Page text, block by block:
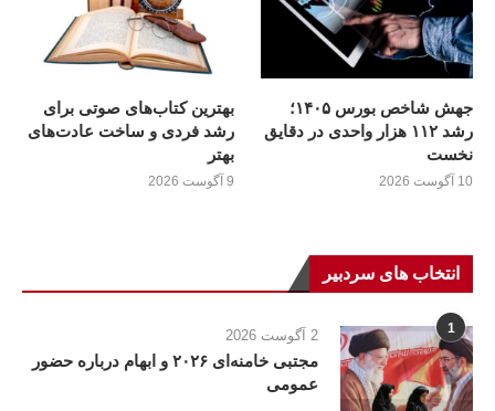
جهش شاخص بورس ۱۴۰۵؛
رشد ۱۱۲ هزار واحدی در دقایق
نخست
10 آگوست 2026
بهترین کتاب‌های صوتی برای
رشد فردی و ساخت عادت‌های
بهتر
9 آگوست 2026
انتخاب های سردبیر
1 2 آگوست 2026
مجتبی خامنه‌ای ۲۰۲۶ و ابهام درباره حضور
عمومی